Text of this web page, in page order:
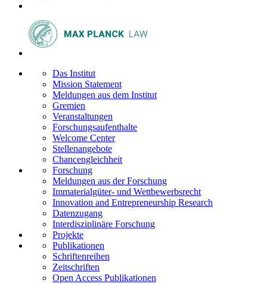
Das Institut
Mission Statement
Meldungen aus dem Institut
Gremien
Veranstaltungen
Forschungsaufenthalte
Welcome Center
Stellenangebote
Chancengleichheit
Forschung
Meldungen aus der Forschung
Immaterialgüter- und Wettbewerbsrecht
Innovation and Entrepreneurship Research
Datenzugang
Interdisziplinäre Forschung
Projekte
Publikationen
Schriftenreihen
Zeitschriften
Open Access Publikationen